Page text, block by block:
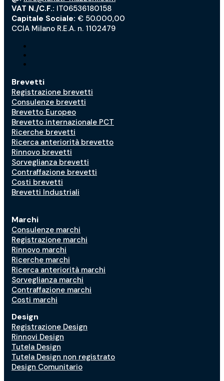
VAT N./C.F.: IT06536180158
Capitale Sociale: € 50.000,00
CCIA Milano R.E.A. n. 1102479
Brevetti
Registrazione brevetti
Consulenze brevetti
Brevetto Europeo
Brevetto internazionale PCT
Ricerche brevetti
Ricerca anteriorità brevetto
Rinnovo brevetti
Sorveglianza brevetti
Contraffazione brevetti
Costi brevetti
Brevetti Industriali
Marchi
Consulenze marchi
Registrazione marchi
Rinnovo marchi
Ricerche marchi
Ricerca anteriorità marchi
Sorveglianza marchi
Contraffazione marchi
Costi marchi
Design
Registrazione Design
Rinnovi Design
Tutela Design
Tutela Design non registrato
Design Comunitario